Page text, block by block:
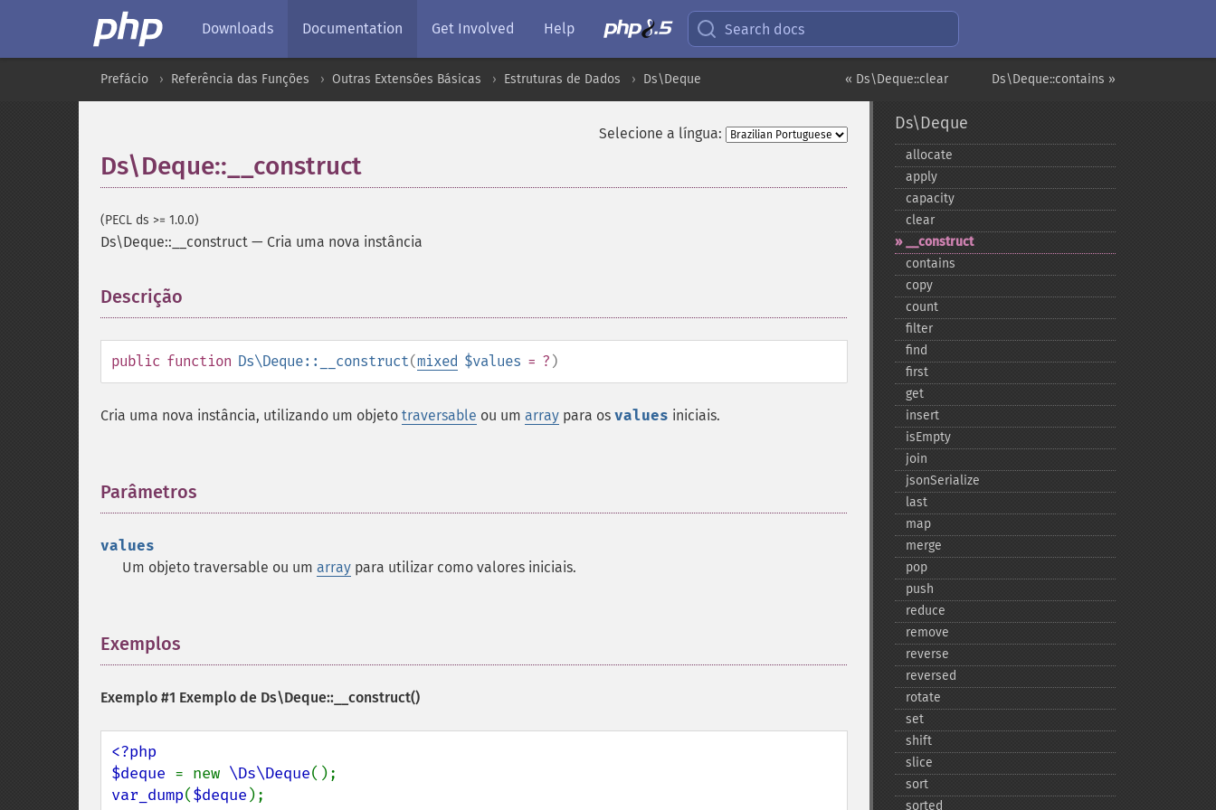
Downloads Documentation Get Involved Help Search docs
Ds\Deque::contains »
« Ds\Deque::clear
Prefácio Referência das Funções Outras Extensões Básicas Estruturas de Dados Ds\Deque
Selecione a língua:
Ds\Deque::__construct
(PECL ds >= 1.0.0)
Ds\Deque::__construct — Cria uma nova instância
Descrição
public function Ds\Deque::__construct(mixed $values = ? )
Cria uma nova instância, utilizando um objeto traversable ou um array para os values iniciais.
Parâmetros
values
Um objeto traversable ou um array para utilizar como valores iniciais.
Exemplos
Exemplo #1 Exemplo de Ds\Deque::__construct()
<?php
$deque = new \Ds\Deque
var_dump($deque );
Ds\Deque
allocate
apply
capacity
clear
_​_​construct
contains
copy
count
filter
find
first
get
insert
isEmpty
join
jsonSerialize
last
map
merge
pop
push
reduce
remove
reverse
reversed
rotate
set
shift
slice
sort
sorted